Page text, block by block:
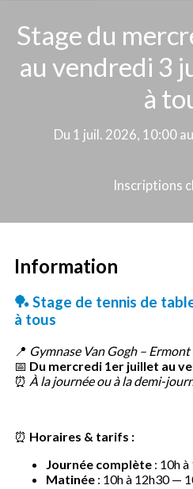
Stage du
au vendredi 3
à
Du 1 juil. 2026, 10:00
Inscriptions
Information
🏓Stage de tennis de
à tous
📍 Gymnase Van Gogh – Ermont
📅 Du mercredi 1er juillet au
⏰ À la journée ou à la demi-
⏰ Horaires & tarifs :
Journée complète : 10h
Matinée : 10h à 12h30 —